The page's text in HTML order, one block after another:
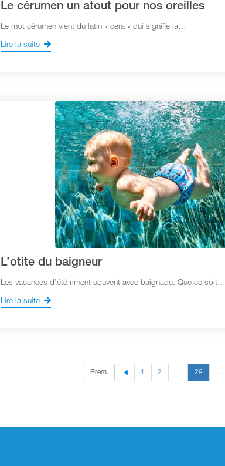
Le cérumen un atout pour nos oreilles
Le mot cérumen vient du latin « cera » qui signifie la…
Lire la suite
L’otite du baigneur
Les vacances d’été riment souvent avec baignade. Que ce soit…
Lire la suite
Prem. 1 2 … 28 …